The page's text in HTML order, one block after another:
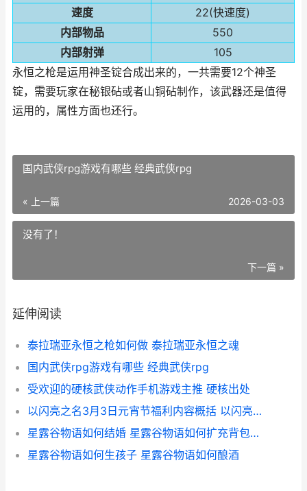
速度
22(快速度)
内部物品
550
内部射弹
105
永恒之枪是运用神圣锭合成出来的，一共需要12个神圣
锭，需要玩家在秘银砧或者山铜砧制作，该武器还是值得
运用的，属性方面也还行。
国内武侠rpg游戏有哪些 经典武侠rpg
« 上一篇 2026-03-03
没有了！
下一篇 »
延伸阅读
泰拉瑞亚永恒之枪如何做 泰拉瑞亚永恒之魂
国内武侠rpg游戏有哪些 经典武侠rpg
受欢迎的硬核武侠动作手机游戏主推 硬核出处
以闪亮之名3月3日元宵节福利内容概括 以闪亮之名tap
星露谷物语如何结婚 星露谷物语如何扩充背包容量
星露谷物语如何生孩子 星露谷物语如何酿酒